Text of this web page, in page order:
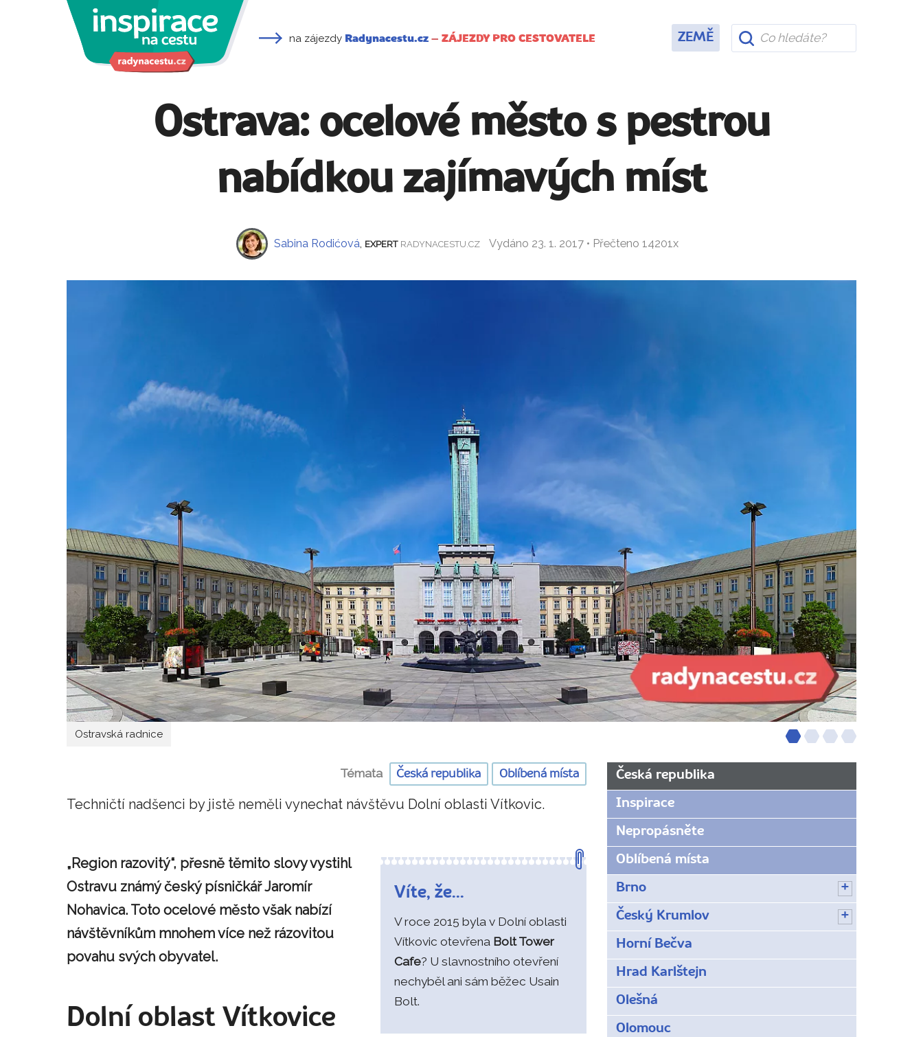
na zájezdy Radynacestu.cz – ZÁJEZDY PRO CESTOVATELE ZEMĚ
Ostrava: ocelové město s pestrou
nabídkou zajímavých míst
Sabina Rodićová, EXPERT RADYNACESTU.CZ Vydáno 23. 1. 2017 • Přečteno 14201x
Ostravská radnice
Témata Česká republika Oblíbená místa
Techničtí nadšenci by jistě neměli vynechat návštěvu Dolní oblasti Vítkovic.
Víte, že...
V roce 2015 byla v Dolní oblasti
Vítkovic otevřena Bolt Tower
Cafe? U slavnostního otevření
nechyběl ani sám běžec Usain
Bolt.
„Region razovitý“, přesně těmito slovy vystihl
Ostravu známý český písničkář Jaromír
Nohavica. Toto ocelové město však nabízí
návštěvníkům mnohem více než rázovitou
povahu svých obyvatel.
Dolní oblast Vítkovice
Česká republika
Inspirace
Nepropásněte
Oblíbená místa
Brno
Český Krumlov
Horní Bečva
Hrad Karlštejn
Olešná
Olomouc